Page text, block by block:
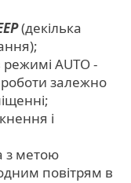
(декілька
AUTO -
залежно
і
з метою
повітрям в